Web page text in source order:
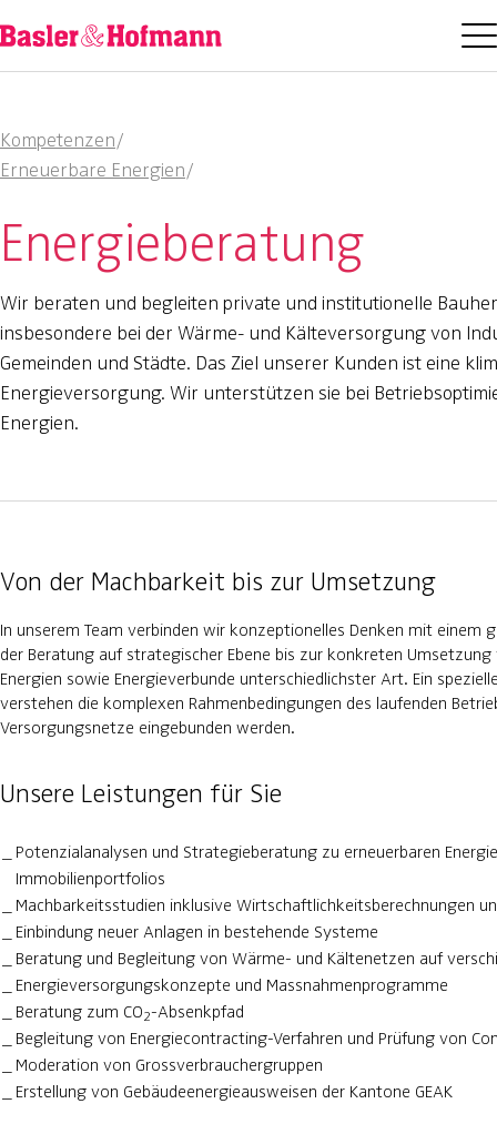
Kompetenzen/
Erneuerbare Energien/
Energieberatung
Wir beraten und begleiten private und institutionelle
insbesondere bei der Wärme- und Kälteversorgung von
Gemeinden und Städte. Das Ziel unserer Kunden ist eine
Energieversorgung. Wir unterstützen sie bei
Energien.
Von der Machbarkeit bis zur Umsetzung
In unserem Team verbinden wir konzeptionelles Denken mit einem
der Beratung auf strategischer Ebene bis zur konkreten
Energien sowie Energieverbunde unterschiedlichster Art. Ein
verstehen die komplexen Rahmenbedingungen des laufenden
Versorgungsnetze eingebunden werden.
Unsere Leistungen für Sie
Potenzialanalysen und Strategieberatung zu erneuerbaren
Immobilienportfolios
Machbarkeitsstudien inklusive Wirtschaftlichkeitsberechnungen
Einbindung neuer Anlagen in bestehende Systeme
Beratung und Begleitung von Wärme- und Kältenetzen auf
Energieversorgungskonzepte und Massnahmenprogramme
Beratung zum CO2-Absenkpfad
Begleitung von Energiecontracting-Verfahren und Prüfung von
Moderation von Grossverbrauchergruppen
Erstellung von Gebäudeenergieausweisen der Kantone GEAK